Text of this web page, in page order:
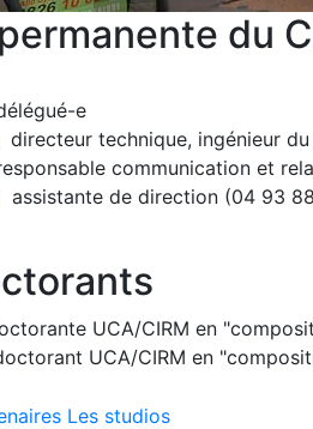
du
e
directeur technique, ingénieur
communication et
assistante de direction (04 93
UCA/CIRM en
UCA/CIRM en
Les studios